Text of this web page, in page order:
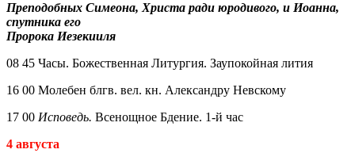
Преподобных Симеона, Христа ради юродивого, и Иоанна,
спутника его
Пророка Иезекииля
08 45 Часы. Божественная Литургия. Заупокойная лития
16 00 Молебен блгв. вел. кн. Александру Невскому
17 00 Исповедь. Всенощное Бдение. 1-й час
4 августа